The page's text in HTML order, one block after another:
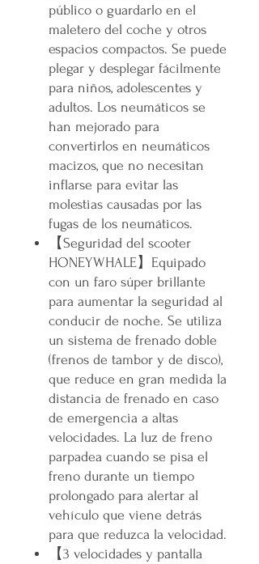
público o guardarlo en el
maletero del coche y otros
espacios compactos. Se puede
plegar y desplegar fácilmente
para niños, adolescentes y
adultos. Los neumáticos se
han mejorado para
convertirlos en neumáticos
macizos, que no necesitan
inflarse para evitar las
molestias causadas por las
fugas de los neumáticos.
【Seguridad del scooter
HONEYWHALE】 Equipado
con un faro súper brillante
para aumentar la seguridad al
conducir de noche. Se utiliza
un sistema de frenado doble
(frenos de tambor y de disco),
que reduce en gran medida la
distancia de frenado en caso
de emergencia a altas
velocidades. La luz de freno
parpadea cuando se pisa el
freno durante un tiempo
prolongado para alertar al
vehículo que viene detrás
para que reduzca la velocidad.
【3 velocidades y pantalla